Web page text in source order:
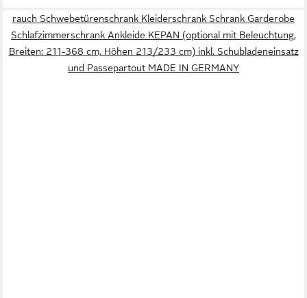
rauch Schwebetürenschrank Kleiderschrank Schrank Garderobe
Schlafzimmerschrank Ankleide KEPAN (optional mit Beleuchtung,
Breiten: 211-368 cm, Höhen 213/233 cm) inkl. Schubladeneinsatz
und Passepartout MADE IN GERMANY